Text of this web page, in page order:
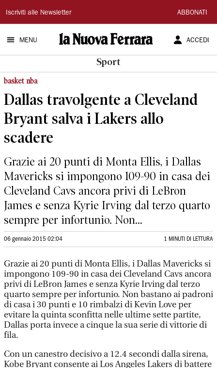
La
Nuova
Ferrara
Iscriviti alle Newsletter ABBONATI
MENU ACCEDI
Sport
basket nba
Dallas travolgente a Cleveland
Bryant salva i Lakers allo
scadere
Grazie ai 20 punti di Monta Ellis, i Dallas
Mavericks si impongono 109-90 in casa dei
Cleveland Cavs ancora privi di LeBron
James e senza Kyrie Irving dal terzo quarto
sempre per infortunio. Non...
06 gennaio 2015 02:04 1 MINUTI DI LETTURA
Grazie ai 20 punti di Monta Ellis, i Dallas Mavericks si
impongono 109-90 in casa dei Cleveland Cavs ancora
privi di LeBron James e senza Kyrie Irving dal terzo
quarto sempre per infortunio. Non bastano ai padroni
di casa i 30 punti e 10 rimbalzi di Kevin Love per
evitare la quinta sconfitta nelle ultime sette partite,
Dallas porta invece a cinque la sua serie di vittorie di
fila.
Con un canestro decisivo a 12.4 secondi dalla sirena,
Kobe Bryant consente ai Los Angeles Lakers di battere